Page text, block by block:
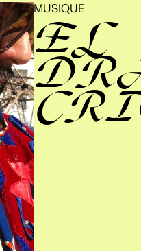
MUSIQUE
EL